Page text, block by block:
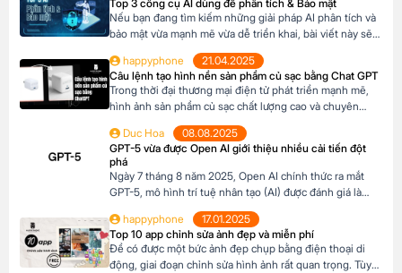
thông minh giúp ghi lại những khoảnh khắc đẹp trong
cuộc sống. Sau đây […]
Top 3 công cụ AI dùng để phân tích & Bảo mật
Nếu bạn đang tìm kiếm những giải pháp AI phân tích và
bảo mật vừa mạnh mẽ vừa dễ triển khai, bài viết này sẽ
nhất hiện nay gồm Ferret, Cheq và Neowin. Ferret,
Cheq và Neowin đều là những công cụ […]
happyphone
21.04.2025
Câu lệnh tạo hình nền sản phẩm củ sạc bằng Chat GPT
Trong thời đại thương mại điện tử phát triển mạnh mẽ,
hình ảnh sản phẩm củ sạc chất lượng cao và chuyên
hàng mà còn thúc đẩy tỉ lệ nhấp chuột, tăng chuyển đổi
và nâng cao nhận diện thương hiệu. Tin vui là […]
Duc Hoa
08.08.2025
GPT-5 vừa được Open AI giới thiệu nhiều cải tiến đột
phá
Ngày 7 tháng 8 năm 2025, Open AI chính thức ra mắt
GPT-5, mô hình trí tuệ nhân tạo (AI) được đánh giá là
những cải tiến vượt trội về khả năng lý luận, lập trình,
sáng tạo nội dung và tương tác đa […]
happyphone
17.01.2025
Top 10 app chỉnh sửa ảnh đẹp và miễn phí
Để có được một bức ảnh đẹp chụp bằng điện thoại di
động, giai đoạn chỉnh sửa hình ảnh rất quan trọng. Tùy